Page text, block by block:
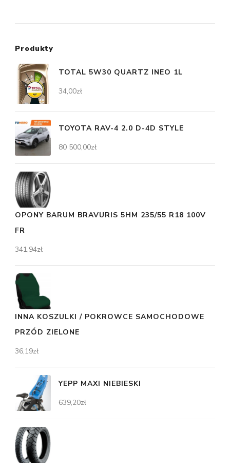
Produkty
TOTAL 5W30 QUARTZ INEO 1L
34,00zł
TOYOTA RAV-4 2.0 D-4D STYLE
80 500,00zł
OPONY BARUM BRAVURIS 5HM 235/55 R18 100V
FR
341,94zł
INNA KOSZULKI / POKROWCE SAMOCHODOWE
PRZÓD ZIELONE
36,19zł
YEPP MAXI NIEBIESKI
639,20zł